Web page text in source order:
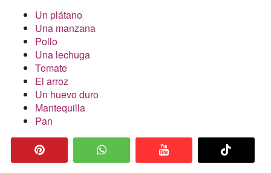
Un plátano
Una manzana
Pollo
Una lechuga
Tomate
El arroz
Un huevo duro
Mantequilla
Pan